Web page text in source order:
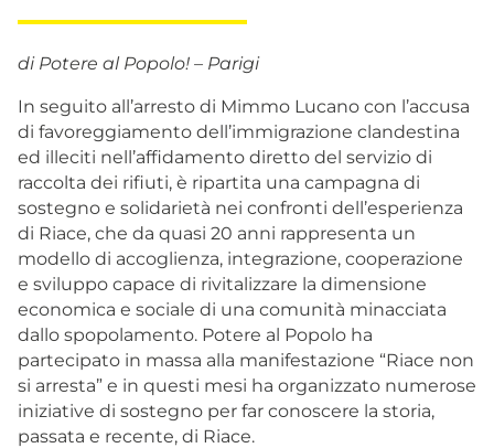
di Potere al Popolo! – Parigi
In seguito all’arresto di Mimmo Lucano con l’accusa
di favoreggiamento dell’immigrazione clandestina
ed illeciti nell’affidamento diretto del servizio di
raccolta dei rifiuti, è ripartita una campagna di
sostegno e solidarietà nei confronti dell’esperienza
di Riace, che da quasi 20 anni rappresenta un
modello di accoglienza, integrazione, cooperazione
e sviluppo capace di rivitalizzare la dimensione
economica e sociale di una comunità minacciata
dallo spopolamento. Potere al Popolo ha
partecipato in massa alla manifestazione “Riace non
si arresta” e in questi mesi ha organizzato numerose
iniziative di sostegno per far conoscere la storia,
passata e recente, di Riace.